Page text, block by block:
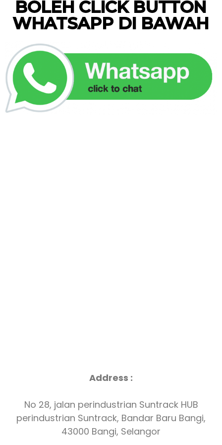
BOLEH CLICK BUTTON
WHATSAPP DI BAWAH
Address :
No 28, jalan perindustrian Suntrack HUB
perindustrian Suntrack, Bandar Baru Bangi,
43000 Bangi, Selangor